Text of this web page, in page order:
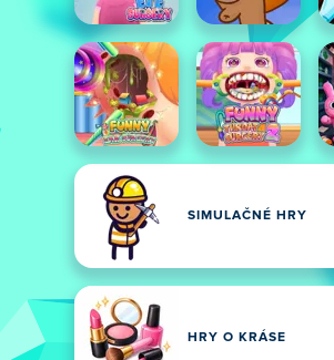
SIMULAČNÉ HRY
HRY O KRÁSE